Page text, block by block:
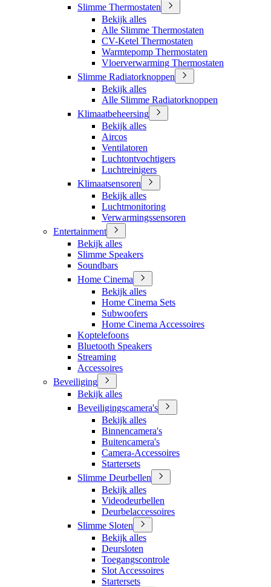
Slimme Thermostaten
Bekijk alles
Alle Slimme Thermostaten
CV-Ketel Thermostaten
Warmtepomp Thermostaten
Vloerverwarming Thermostaten
Slimme Radiatorknoppen
Bekijk alles
Alle Slimme Radiatorknoppen
Klimaatbeheersing
Bekijk alles
Aircos
Ventilatoren
Luchtontvochtigers
Luchtreinigers
Klimaatsensoren
Bekijk alles
Luchtmonitoring
Verwarmingssensoren
Entertainment
Bekijk alles
Slimme Speakers
Soundbars
Home Cinema
Bekijk alles
Home Cinema Sets
Subwoofers
Home Cinema Accessoires
Koptelefoons
Bluetooth Speakers
Streaming
Accessoires
Beveiliging
Bekijk alles
Beveiligingscamera's
Bekijk alles
Binnencamera's
Buitencamera's
Camera-Accessoires
Startersets
Slimme Deurbellen
Bekijk alles
Videodeurbellen
Deurbelaccessoires
Slimme Sloten
Bekijk alles
Deursloten
Toegangscontrole
Slot Accessoires
Startersets